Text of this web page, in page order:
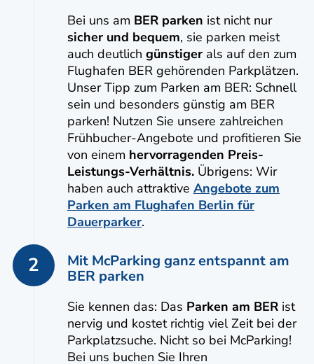
Bei uns am BER parken ist nicht nur
sicher und bequem, sie parken meist
auch deutlich günstiger als auf den zum
Flughafen BER gehörenden Parkplätzen.
Unser Tipp zum Parken am BER: Schnell
sein und besonders günstig am BER
parken! Nutzen Sie unsere zahlreichen
Frühbucher-Angebote und profitieren Sie
von einem hervorragenden Preis-
Leistungs-Verhältnis. Übrigens: Wir
haben auch attraktive Angebote zum
Parken am Flughafen Berlin für
Dauerparker.
2
Mit McParking ganz entspannt am
BER parken
Sie kennen das: Das Parken am BER ist
nervig und kostet richtig viel Zeit bei der
Parkplatzsuche. Nicht so bei McParking!
Bei uns buchen Sie Ihren